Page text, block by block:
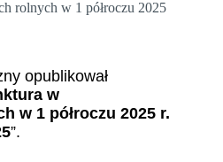
rolnych w 1 półroczu 2025
opublikował
w
w 1 półroczu 2025 r.
”.